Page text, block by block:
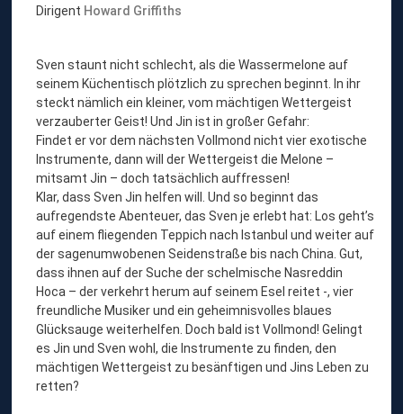
Dirigent Howard Griffiths
Sven staunt nicht schlecht, als die Wassermelone auf
seinem Küchentisch plötzlich zu sprechen beginnt. In ihr
steckt nämlich ein kleiner, vom mächtigen Wettergeist
verzauberter Geist! Und Jin ist in großer Gefahr:
Findet er vor dem nächsten Vollmond nicht vier exotische
Instrumente, dann will der Wettergeist die Melone –
mitsamt Jin – doch tatsächlich auffressen!
Klar, dass Sven Jin helfen will. Und so beginnt das
aufregendste Abenteuer, das Sven je erlebt hat: Los geht’s
auf einem fliegenden Teppich nach Istanbul und weiter auf
der sagenumwobenen Seidenstraße bis nach China. Gut,
dass ihnen auf der Suche der schelmische Nasreddin
Hoca – der verkehrt herum auf seinem Esel reitet -, vier
freundliche Musiker und ein geheimnisvolles blaues
Glücksauge weiterhelfen. Doch bald ist Vollmond! Gelingt
es Jin und Sven wohl, die Instrumente zu finden, den
mächtigen Wettergeist zu besänftigen und Jins Leben zu
retten?